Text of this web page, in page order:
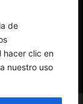
de
hacer clic en
nuestro uso
(2026)
particiones
y